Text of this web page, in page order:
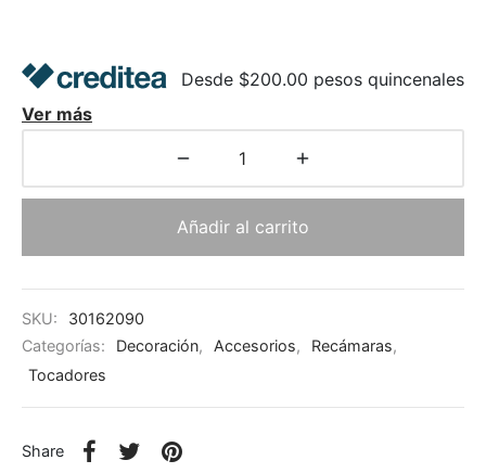
Desde $200.00 pesos quincenales
Ver más
Añadir al carrito
SKU:
30162090
Categorías:
Decoración, Accesorios, Recámaras,
Tocadores
Share